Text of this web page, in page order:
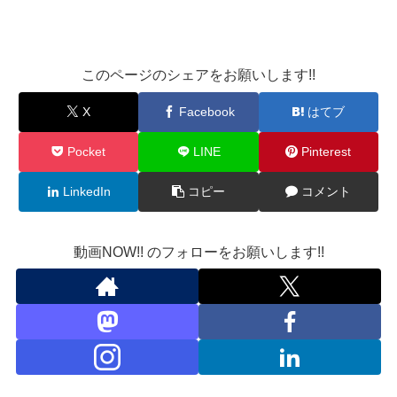
このページのシェアをお願いします!!
X Facebook はてブ
Pocket LINE Pinterest
LinkedIn コピー コメント
動画NOW!! のフォローをお願いします!!